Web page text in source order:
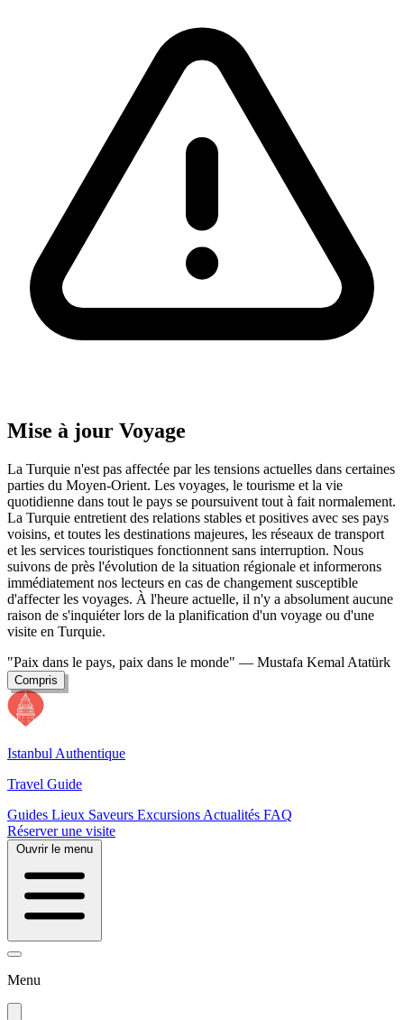
Mise à jour Voyage
La Turquie n'est pas affectée par les tensions actuelles dans certaines
parties du Moyen-Orient. Les voyages, le tourisme et la vie
quotidienne dans tout le pays se poursuivent tout à fait normalement.
La Turquie entretient des relations stables et positives avec ses pays
voisins, et toutes les destinations majeures, les réseaux de transport
et les services touristiques fonctionnent sans interruption. Nous
suivons de près l'évolution de la situation régionale et informerons
immédiatement nos lecteurs en cas de changement susceptible
d'affecter les voyages. À l'heure actuelle, il n'y a absolument aucune
raison de s'inquiéter lors de la planification d'un voyage ou d'une
visite en Turquie.
"Paix dans le pays, paix dans le monde" — Mustafa Kemal Atatürk
Compris
Istanbul Authentique
Travel Guide
Guides Lieux Saveurs Excursions Actualités FAQ
Réserver une visite
Ouvrir le menu
Menu